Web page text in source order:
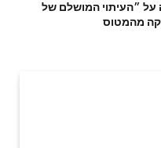
על ״העיתוי המושלם של
מהמטוס